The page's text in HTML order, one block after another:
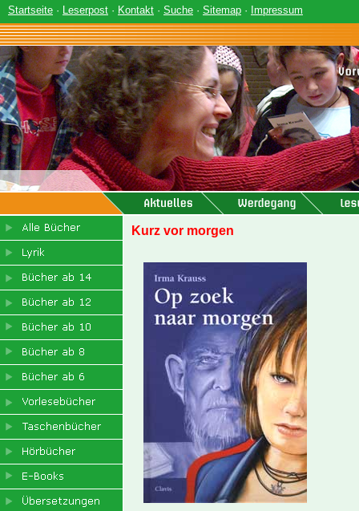
Startseite · Leserpost · Kontakt · Suche · Sitemap · Impressum
Kurz vor morgen